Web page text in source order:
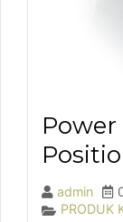
Power
admin
PRODUK